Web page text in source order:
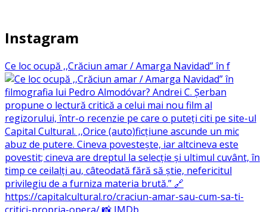
Instagram
Ce loc ocupă ,,Crăciun amar / Amarga Navidad” în f